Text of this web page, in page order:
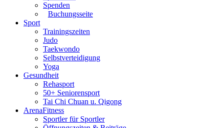
Spenden
Buchungsseite
Sport
Trainingszeiten
Judo
Taekwondo
Selbstverteidigung
Yoga
Gesundheit
Rehasport
50+ Seniorensport
Tai Chi Chuan u. Qigong
ArenaFitness
Sportler für Sportler